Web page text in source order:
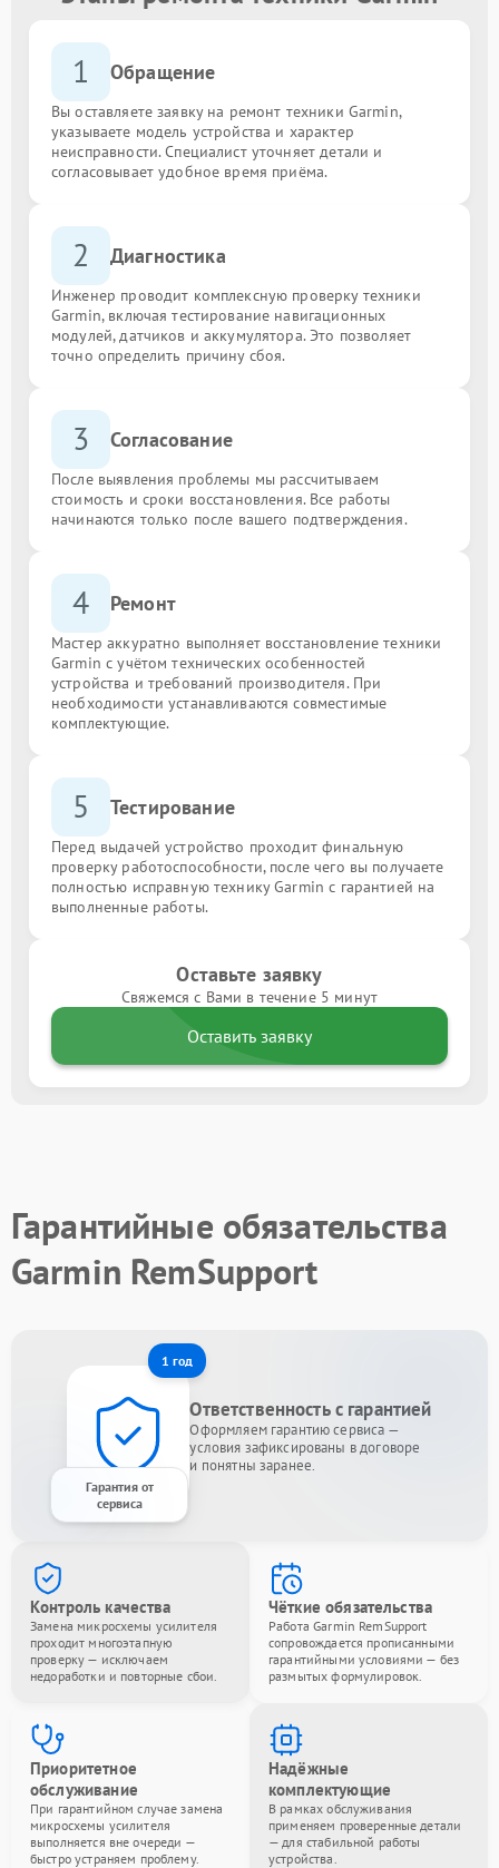
1 Обращение
Вы оставляете заявку на ремонт техники Garmin,
указываете модель устройства и характер
неисправности. Специалист уточняет детали и
согласовывает удобное время приёма.
2 Диагностика
Инженер проводит комплексную проверку техники
Garmin, включая тестирование навигационных
модулей, датчиков и аккумулятора. Это позволяет
точно определить причину сбоя.
3 Согласование
После выявления проблемы мы рассчитываем
стоимость и сроки восстановления. Все работы
начинаются только после вашего подтверждения.
4 Ремонт
Мастер аккуратно выполняет восстановление техники
Garmin с учётом технических особенностей
устройства и требований производителя. При
необходимости устанавливаются совместимые
комплектующие.
5 Тестирование
Перед выдачей устройство проходит финальную
проверку работоспособности, после чего вы получаете
полностью исправную технику Garmin с гарантией на
выполненные работы.
Оставьте заявку
Свяжемся с Вами в течение 5 минут
Оставить заявку
Гарантийные обязательства
Garmin RemSupport
1 год
Гарантия от
сервиса
Ответственность с гарантией
Оформляем гарантию сервиса —
условия зафиксированы в договоре
и понятны заранее.
Контроль качества
Замена микросхемы усилителя
проходит многоэтапную
проверку — исключаем
недоработки и повторные сбои.
Чёткие обязательства
Работа Garmin RemSupport
сопровождается прописанными
гарантийными условиями — без
размытых формулировок.
Приоритетное
обслуживание
При гарантийном случае замена
микросхемы усилителя
выполняется вне очереди —
быстро устраняем проблему.
Надёжные
комплектующие
В рамках обслуживания
применяем проверенные детали
— для стабильной работы
устройства.